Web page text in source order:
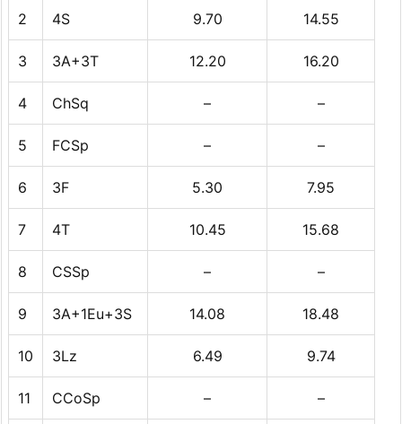
2 4S 9.70 14.55
3 3A+3T 12.20 16.20
4 ChSq – –
5 FCSp – –
6 3F 5.30 7.95
7 4T 10.45 15.68
8 CSSp – –
9 3A+1Eu+3S 14.08 18.48
10 3Lz 6.49 9.74
11 CCoSp – –